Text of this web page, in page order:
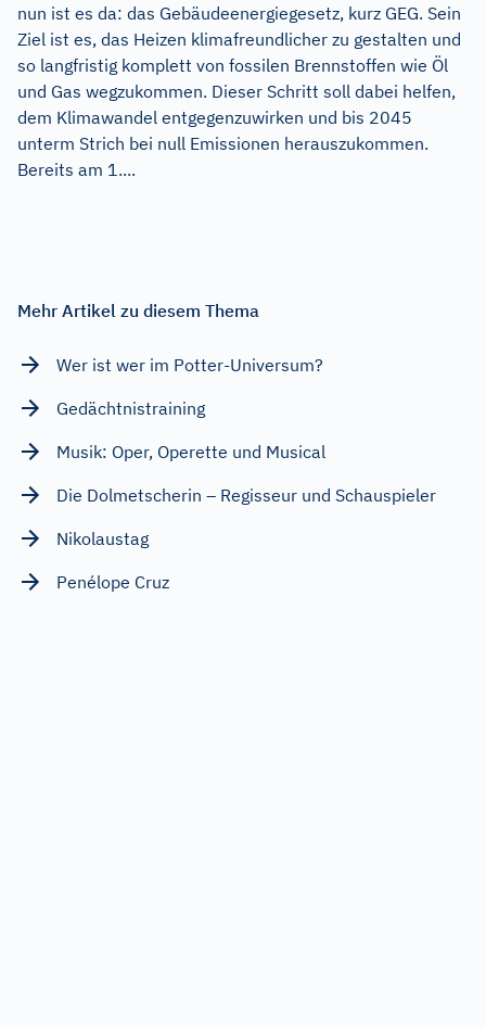
nun ist es da: das Gebäudeenergiegesetz, kurz GEG. Sein
Ziel ist es, das Heizen klimafreundlicher zu gestalten und
so langfristig komplett von fossilen Brennstoffen wie Öl
und Gas wegzukommen. Dieser Schritt soll dabei helfen,
dem Klimawandel entgegenzuwirken und bis 2045
unterm Strich bei null Emissionen herauszukommen.
Bereits am 1....
Mehr Artikel zu diesem Thema
Wer ist wer im Potter-Universum?
Gedächtnistraining
Musik: Oper, Operette und Musical
Die Dolmetscherin – Regisseur und Schauspieler
Nikolaustag
Penélope Cruz